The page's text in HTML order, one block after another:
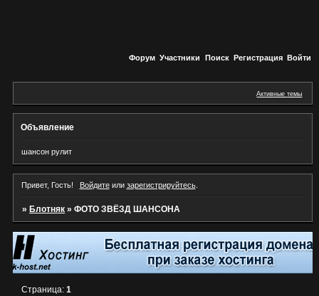
Форум Участники Поиск Регистрация Войти
Активные темы
Объявление
шансон рулит
Привет, Гость! Войдитеили зарегистрируйтесь.
» Блотняк »ФОТО ЗВЁЗД ШАНСОНА
Страница:1